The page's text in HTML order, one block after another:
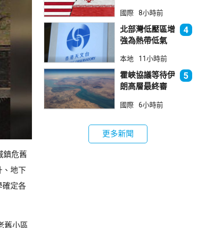
鎮危舊
、地下
確定各
舊小區
國際 8小時前
北部灣低壓區增
強為熱帶低氣
本港直接威脅不
大
4
本地 11小時前
霍峽協議等待伊
朗高層最終審
航道後解除封鎖
5
國際 6小時前
更多新聞